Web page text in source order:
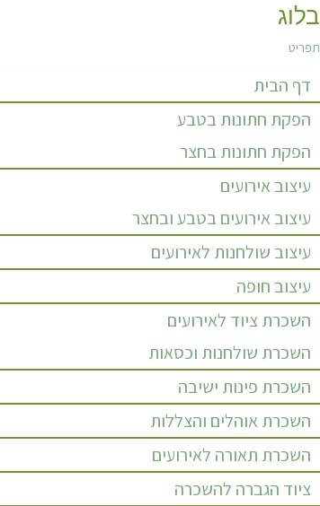
בלוג
תפריט
דף הבית
הפקת חתונות בטבע
הפקת חתונות בחצר
עיצוב אירועים
עיצוב אירועים בטבע ובחצר
עיצוב שולחנות לאירועים
עיצוב חופה
השכרת ציוד לאירועים
השכרת שולחנות וכסאות
השכרת פינות ישיבה
השכרת אוהלים והצללות
השכרת תאורה לאירועים
ציוד הגברה להשכרה